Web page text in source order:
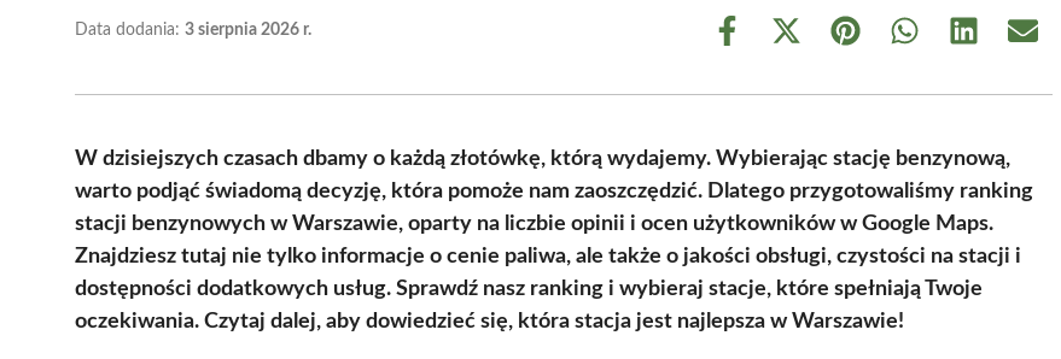
Data dodania: 3 sierpnia 2026 r.
Share
Share
(Twitter)
Share Share Share Share
W dzisiejszych czasach dbamy o każdą złotówkę, którą wydajemy. Wybierając stację benzynową,
warto podjąć świadomą decyzję, która pomoże nam zaoszczędzić. Dlatego przygotowaliśmy ranking
stacji benzynowych w Warszawie, oparty na liczbie opinii i ocen użytkowników w Google Maps.
Znajdziesz tutaj nie tylko informacje o cenie paliwa, ale także o jakości obsługi, czystości na stacji i
dostępności dodatkowych usług. Sprawdź nasz ranking i wybieraj stacje, które spełniają Twoje
oczekiwania. Czytaj dalej, aby dowiedzieć się, która stacja jest najlepsza w Warszawie!